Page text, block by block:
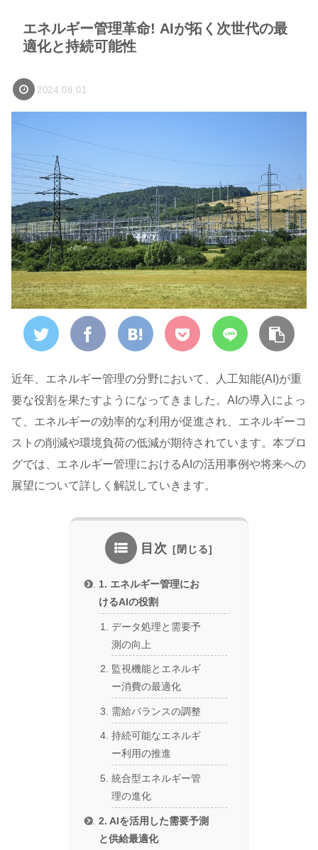
エネルギー管理革命! AIが拓く次世代の最
適化と持続可能性
2024.08.01
近年、エネルギー管理の分野において、人工知能(AI)が重
要な役割を果たすようになってきました。AIの導入によっ
て、エネルギーの効率的な利用が促進され、エネルギーコ
ストの削減や環境負荷の低減が期待されています。本ブロ
グでは、エネルギー管理におけるAIの活用事例や将来への
展望について詳しく解説していきます。
目次
1. エネルギー管理にお
けるAIの役割
データ処理と需要予
測の向上
監視機能とエネルギ
ー消費の最適化
需給バランスの調整
持続可能なエネルギ
ー利用の推進
統合型エネルギー管
理の進化
2. AIを活用した需要予測
と供給最適化